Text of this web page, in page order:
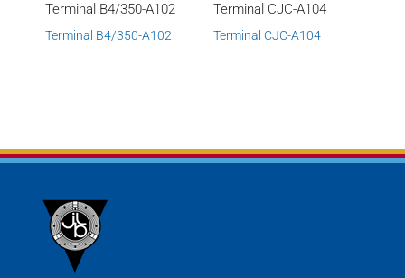
Terminal B4/350-A102
Terminal B4/350-A102
Terminal CJC-A104
Terminal CJC-A104